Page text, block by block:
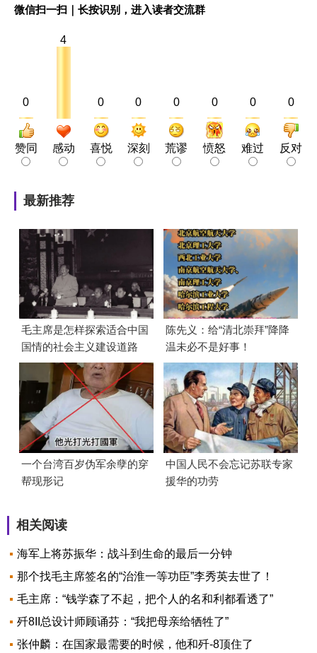
微信扫一扫｜长按识别，进入读者交流群
0
赞同
4
感动
0
喜悦
0
深刻
0
荒谬
0
愤怒
0
难过
0
反对
最新推荐
毛主席是怎样探索适合中国
国情的社会主义建设道路
的？
陈先义：给“清北崇拜”降降
温未必不是好事！
一个台湾百岁伪军余孽的穿
帮现形记
中国人民不会忘记苏联专家
援华的功劳
相关阅读
海军上将苏振华：战斗到生命的最后一分钟
那个找毛主席签名的“治淮一等功臣”李秀英去世了！
毛主席：“钱学森了不起，把个人的名和利都看透了”
歼8II总设计师顾诵芬：“我把母亲给牺牲了”
张仲麟：在国家最需要的时候，他和歼-8顶住了